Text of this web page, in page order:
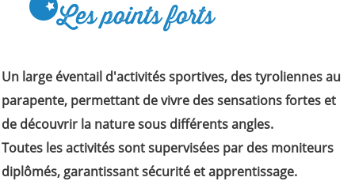
Les points forts
Un large éventail d'activités sportives, des tyroliennes au
parapente, permettant de vivre des sensations fortes et
de découvrir la nature sous différents angles.
Toutes les activités sont supervisées par des moniteurs
diplômés, garantissant sécurité et apprentissage.